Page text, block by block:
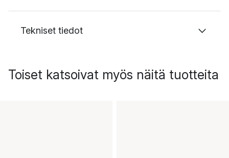
Tekniset tiedot
Toiset katsoivat myös näitä tuotteita